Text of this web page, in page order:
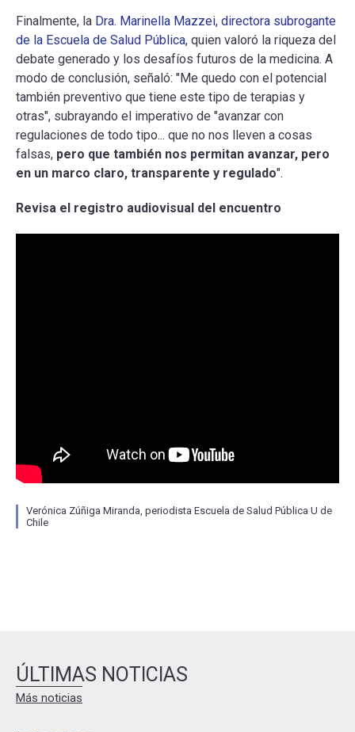
Finalmente, la Dra. Marinella Mazzei, directora subrogante
de la Escuela de Salud Pública, quien valoró la riqueza del
debate generado y los desafíos futuros de la medicina. A
modo de conclusión, señaló: "Me quedo con el potencial
también preventivo que tiene este tipo de terapias y
otras", subrayando el imperativo de "avanzar con
regulaciones de todo tipo... que no nos lleven a cosas
falsas, pero que también nos permitan avanzar, pero
en un marco claro, transparente y regulado".
Revisa el registro audiovisual del encuentro
Verónica Zúñiga Miranda, periodista Escuela de Salud Pública U de
Chile
ÚLTIMAS NOTICIAS
Más noticias